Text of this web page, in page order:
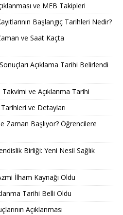
ve MEB Takipleri
Başlangıç Tarihleri Nedir?
ve Saat Kaçta
Açıklama Tarihi Belirlendi
Takvimi ve Açıklanma Tarihi
ve Detayları
Zaman Başlıyor? Öğrencilere
Birliği: Yeni Nesil Sağlık
İlham Kaynağı Oldu
Tarihi Belli Oldu
Açıklanması